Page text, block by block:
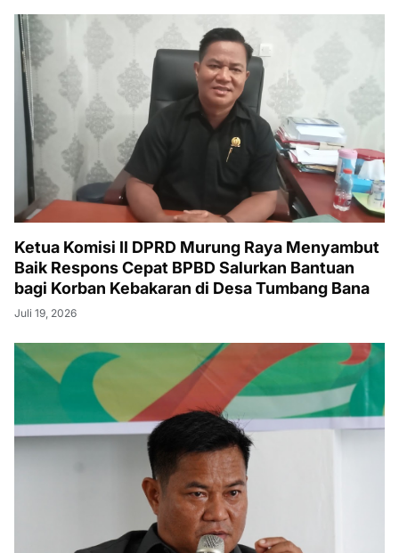
Ketua Komisi II DPRD Murung Raya Menyambut
Baik Respons Cepat BPBD Salurkan Bantuan
bagi Korban Kebakaran di Desa Tumbang Bana
Juli 19, 2026